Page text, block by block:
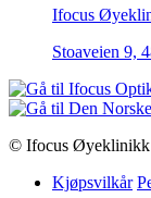
Ifocus
Stoaveien 9,
© Ifocus Øyeklinikk
Kjøpsvilkår